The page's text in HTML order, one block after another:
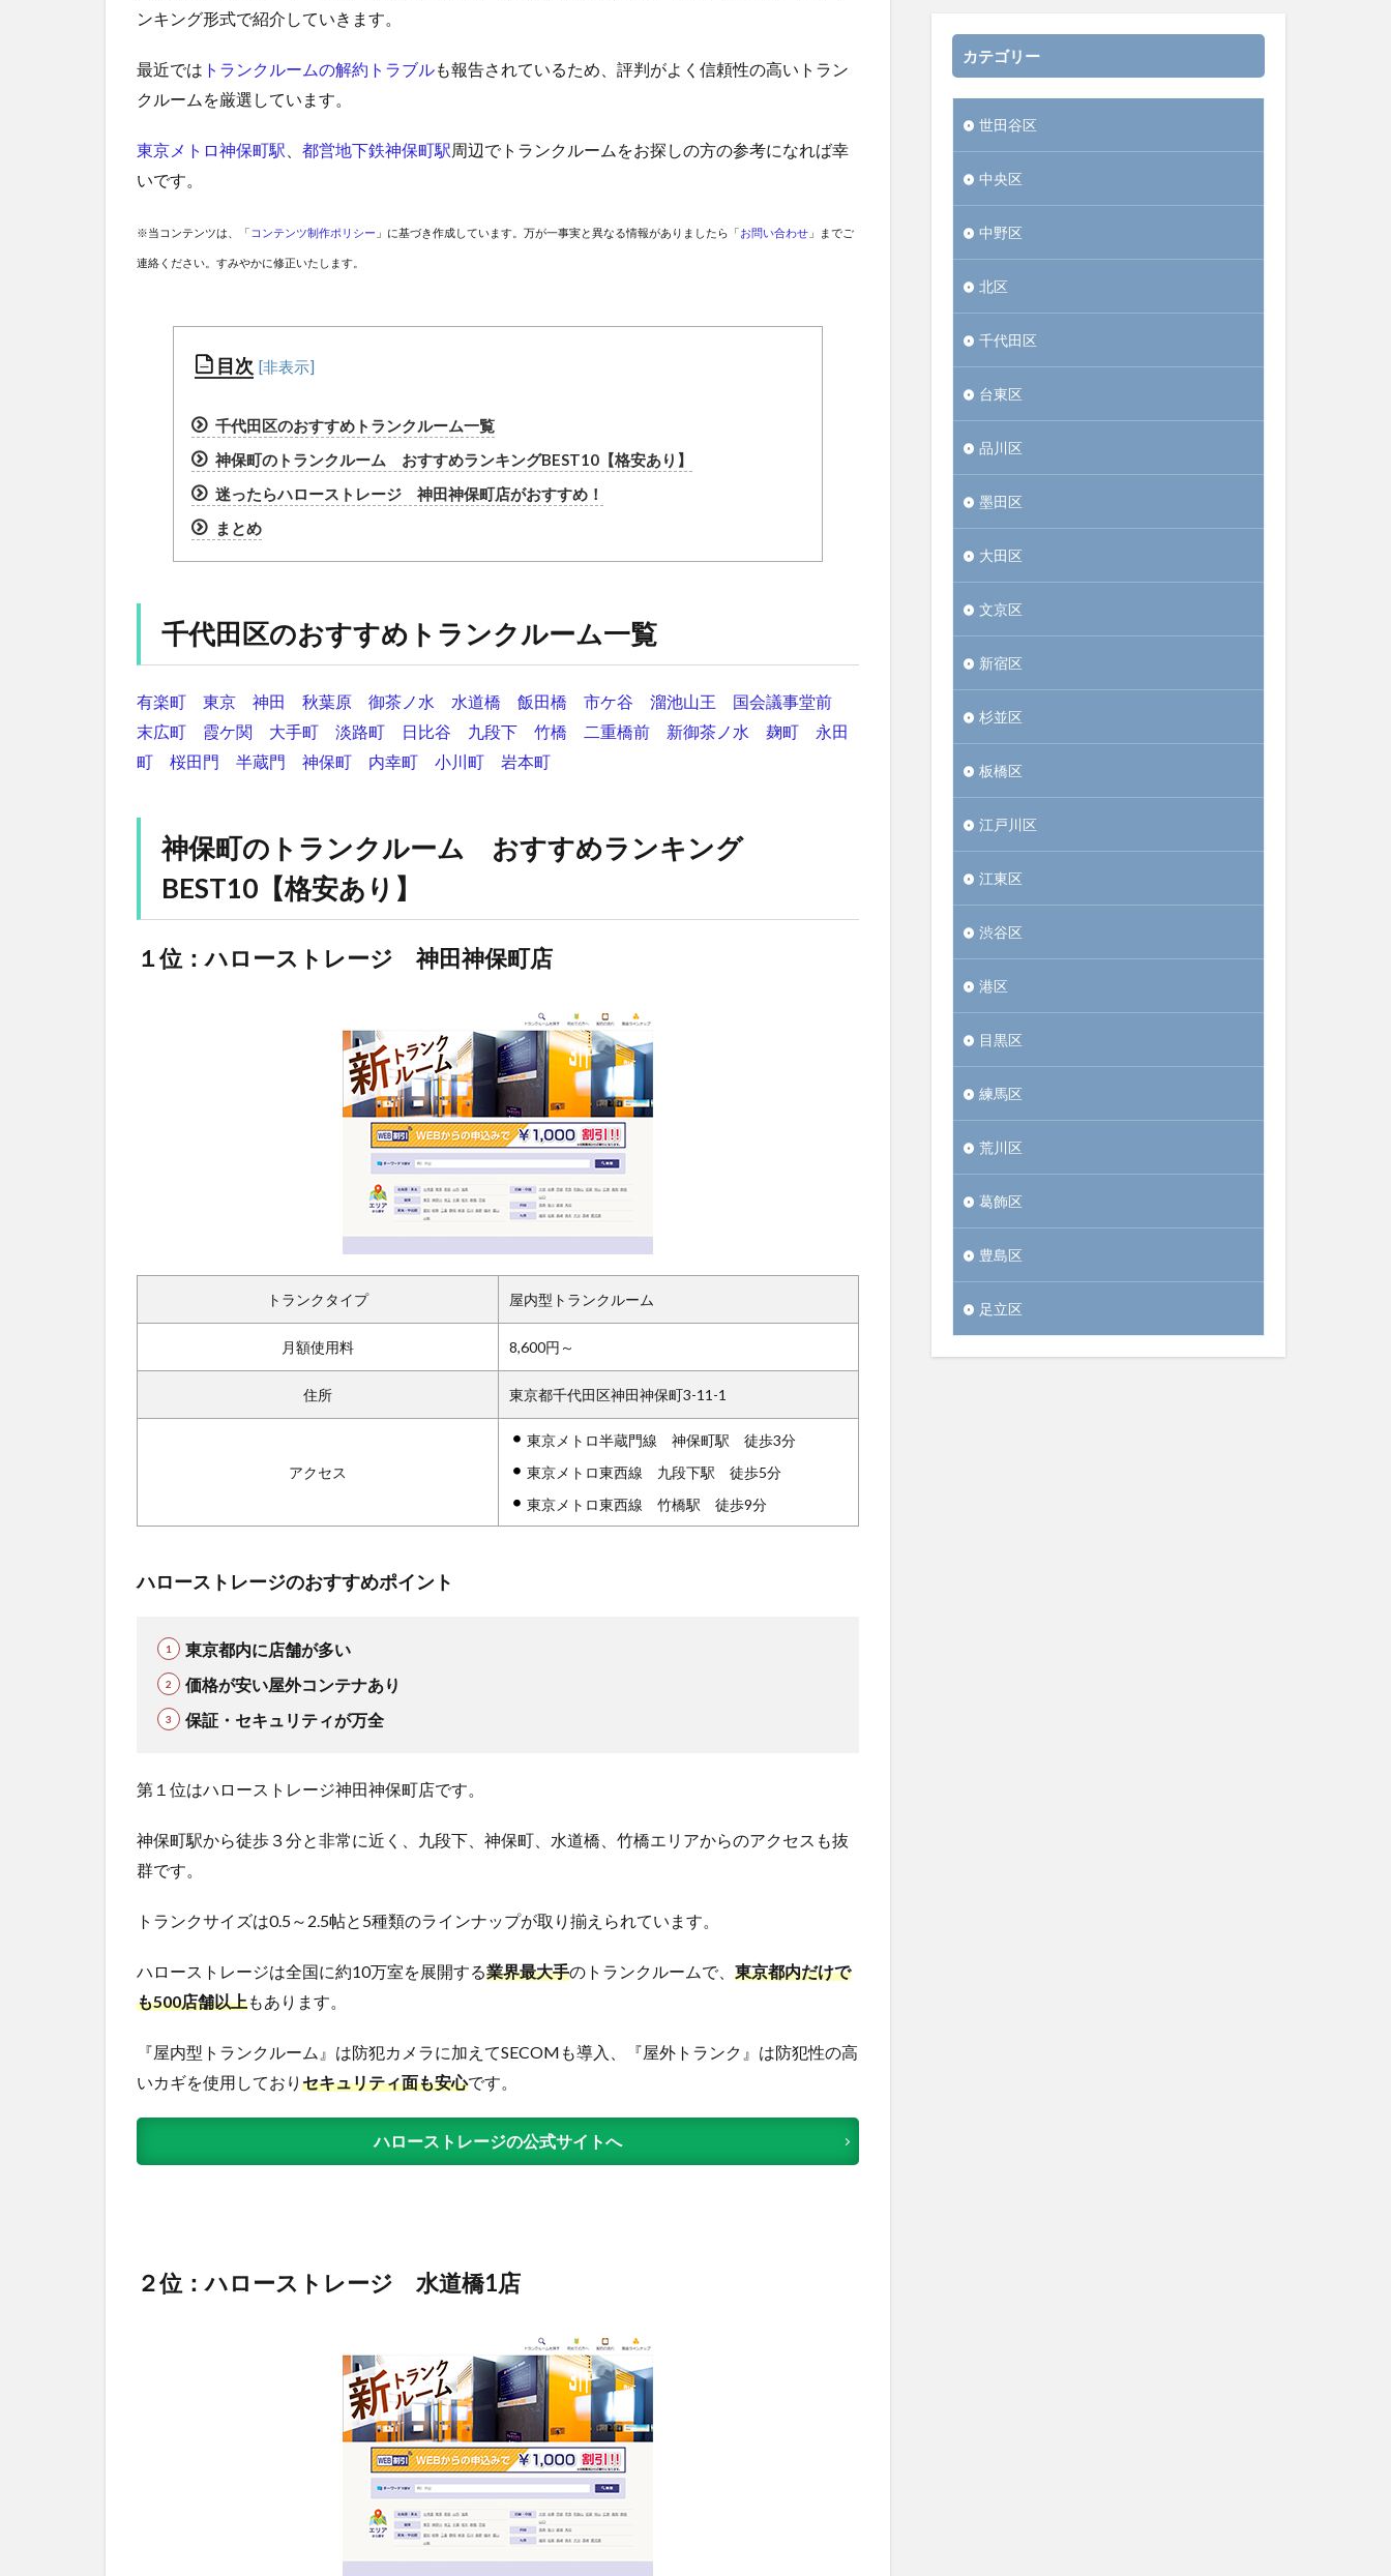
ンキング形式で紹介していきます。
最近では トランクルームの解約トラブルも報告されているため、評判がよく信頼性の高いトラン
クルームを厳選しています。
東京メトロ神保町駅 都営地下鉄神保町駅周辺でトランクルームをお探しの方の参考になれば幸
いです。
※当コンテンツは、「 コンテンツ制作ポリシー 」に基づき作成しています。万が一事実と異なる情報がありましたら「お問い合わせ 」までご
連絡ください。すみやかに修正いたします。
目次
千代田区のおすすめトランクルーム一覧
神保町のトランクルーム おすすめランキングBEST10【格安あり】
迷ったらハローストレージ 神田神保町店がおすすめ！
まとめ
千代田区のおすすめトランクルーム一覧
有楽町 東京 神田 秋葉原 御茶ノ水 水道橋 飯田橋 市ケ谷 溜池山王
国会議事堂前
末広町
霞ケ関 大手町 淡路町 日比谷 九段下 竹橋 二重橋前 新御茶ノ水 麹町
永田
町
桜田門 半蔵門 神保町 内幸町 小川町 岩本町
神保町のトランクルーム おすすめランキング
BEST10【格安あり】
１位：ハローストレージ 神田神保町店
トランクタイプ 屋内型トランクルーム
月額使用料 8,600円～
住所 東京都千代田区神田神保町3-11-1
アクセス
東京メトロ半蔵門線 神保町駅 徒歩3分
東京メトロ東西線 九段下駅 徒歩5分
東京メトロ東西線 竹橋駅 徒歩9分
ハローストレージのおすすめポイント
東京都内に店舗が多い
価格が安い屋外コンテナあり
保証・セキュリティが万全
第１位はハローストレージ神田神保町店です。
神保町駅から徒歩３分と非常に近く、九段下、神保町、水道橋、竹橋エリアからのアクセスも抜
群です。
トランクサイズは0.5～2.5帖と5種類のラインナップが取り揃えられています。
ハローストレージは全国に約10万室を展開する業界最大手のトランクルームで、 東京都内だけで
も500店舗以上もあります。
『屋内型トランクルーム』は防犯カメラに加えてSECOMも導入、『屋外トランク』は防犯性の高
いカギを使用しており セキュリティ面も安心です。
ハローストレージの公式サイトへ
２位：ハローストレージ 水道橋1店
カテゴリー
世田谷区
中央区
中野区
北区
千代田区
台東区
品川区
墨田区
大田区
文京区
新宿区
杉並区
板橋区
江戸川区
江東区
渋谷区
港区
目黒区
練馬区
荒川区
葛飾区
豊島区
足立区